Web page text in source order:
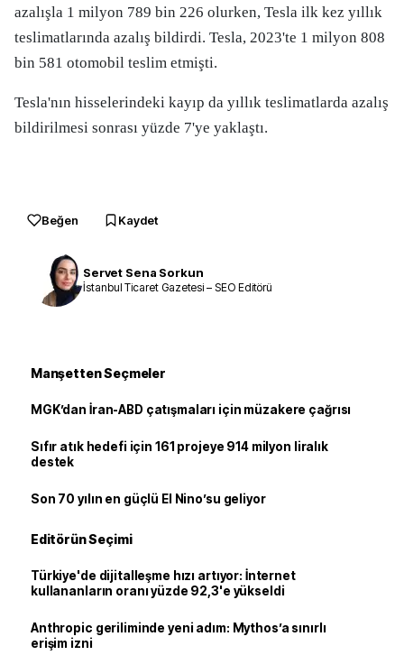
azalışla 1 milyon 789 bin 226 olurken, Tesla ilk kez yıllık
teslimatlarında azalış bildirdi. Tesla, 2023'te 1 milyon 808
bin 581 otomobil teslim etmişti.
Tesla'nın hisselerindeki kayıp da yıllık teslimatlarda azalış
bildirilmesi sonrası yüzde 7'ye yaklaştı.
Beğen Kaydet
Servet Sena Sorkun
İstanbul Ticaret Gazetesi – SEO Editörü
Manşetten Seçmeler
MGK’dan İran-ABD çatışmaları için müzakere çağrısı
Sıfır atık hedefi için 161 projeye 914 milyon liralık
destek
Son 70 yılın en güçlü El Nino’su geliyor
Editörün Seçimi
Türkiye'de dijitalleşme hızı artıyor: İnternet
kullananların oranı yüzde 92,3'e yükseldi
Anthropic geriliminde yeni adım: Mythos’a sınırlı
erişim izni